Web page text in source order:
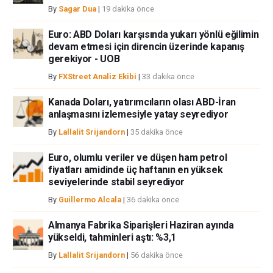
ortaklar yada katkıda bulunanlar tarafından genel piyasa yorumu olarak
bilgilerin kullanımı nedeniyle doğrudan yada dolaylı olarak ortaya
çıkabilecek herhangi bir kar kaybı herhangi bir sınırlama olmaksızın
herhangi bir kayıp ya da hasar için sorumluluk kabul etmemektedir.
By Sagar Dua | 19 dakika önce
Euro: ABD Doları karşısında yukarı yönlü eğilimin
devam etmesi için direncin üzerinde kapanış
gerekiyor - UOB
By FXStreet Analiz Ekibi | 33 dakika önce
Kanada Doları, yatırımcıların olası ABD-İran
anlaşmasını izlemesiyle yatay seyrediyor
By Lallalit Srijandorn | 35 dakika önce
Euro, olumlu veriler ve düşen ham petrol
fiyatları amidinde üç haftanın en yüksek
seviyelerinde stabil seyrediyor
By Guillermo Alcala | 36 dakika önce
Almanya Fabrika Siparişleri Haziran ayında
yükseldi, tahminleri aştı: %3,1
By Lallalit Srijandorn | 56 dakika önce